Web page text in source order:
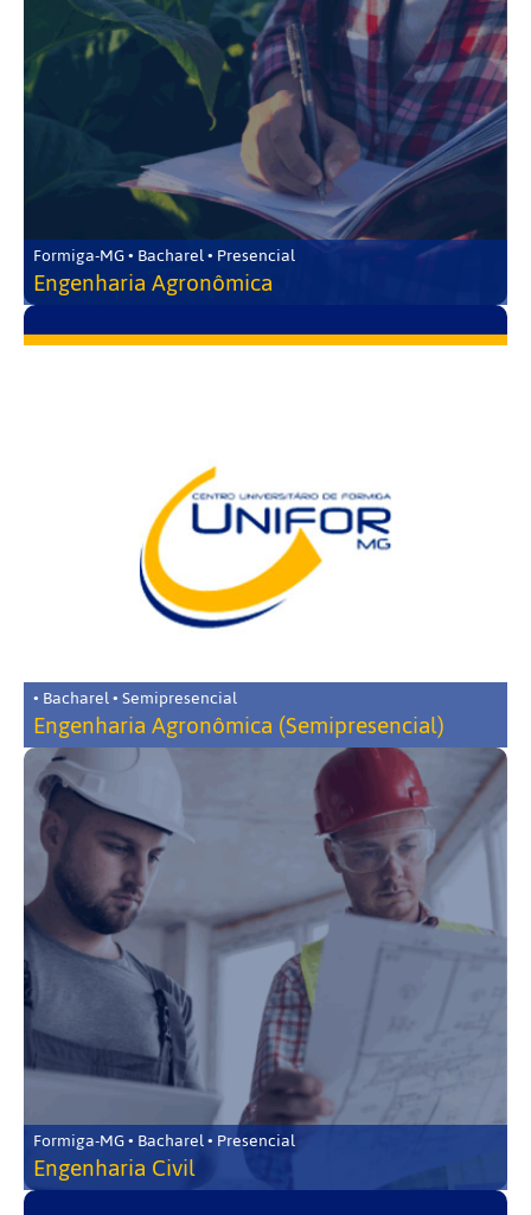
Formiga-MG • Bacharel • Presencial
Engenharia Agronômica
• Bacharel • Semipresencial
Engenharia Agronômica (Semipresencial)
Formiga-MG • Bacharel • Presencial
Engenharia Civil